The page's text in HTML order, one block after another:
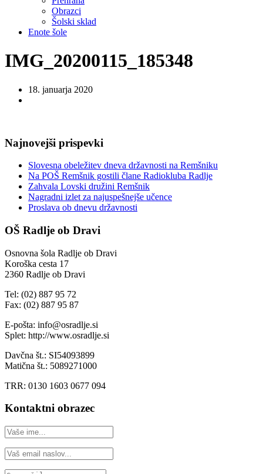
Obrazci
Šolski sklad
Enote šole
IMG_20200115_185348
18. januarja 2020
Najnovejši prispevki
Slovesna obeležitev dneva državnosti na Remšniku
Na POŠ Remšnik gostili člane Radiokluba Radlje
Zahvala Lovski družini Remšnik
Nagradni izlet za najuspešnejše učence
Proslava ob dnevu državnosti
OŠ Radlje ob Dravi
Osnovna šola Radlje ob Dravi
Koroška cesta 17
2360 Radlje ob Dravi
Tel: (02) 887 95 72
Fax: (02) 887 95 87
E-pošta: info@osradlje.si
Splet: http://www.osradlje.si
Davčna št.: SI54093899
Matična št.: 5089271000
TRR: 0130 1603 0677 094
Kontaktni obrazec